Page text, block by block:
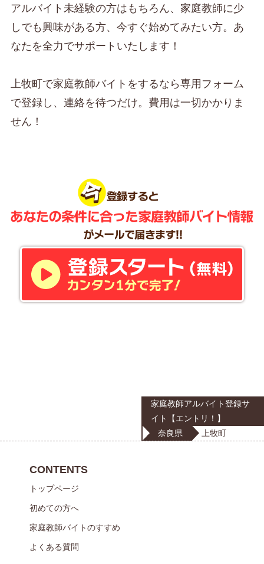
アルバイト未経験の方はもちろん、家庭教師に少
しでも興味がある方、今すぐ始めてみたい方。あ
なたを全力でサポートいたします！
上牧町で家庭教師バイトをするなら専用フォーム
で登録し、連絡を待つだけ。費用は一切かかりま
せん！
家庭教師アルバイト登録サ
イト【エントリ！】
奈良県
上牧町
CONTENTS
トップページ
初めての方へ
家庭教師バイトのすすめ
よくある質問